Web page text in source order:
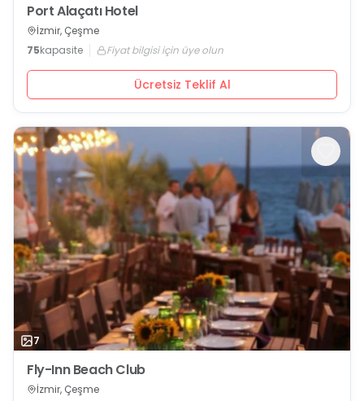
Port Alaçatı Hotel
İzmir, Çeşme
75kapasite Fiyat bilgisi için üye olun
Ücretsiz Teklif Al
7
Fly-Inn Beach Club
İzmir, Çeşme